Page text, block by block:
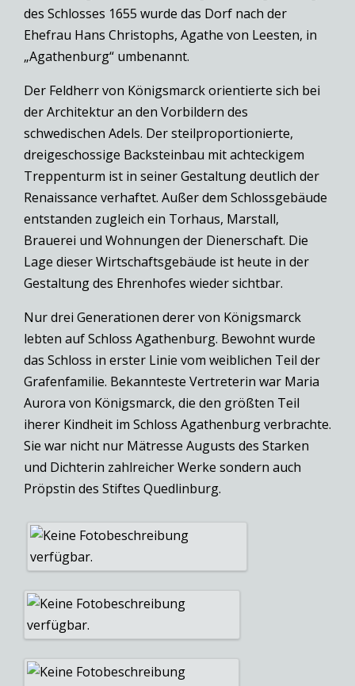
des Schlosses 1655 wurde das Dorf nach der
Ehefrau Hans Christophs, Agathe von Leesten, in
„Agathenburg“ umbenannt.
Der Feldherr von Königsmarck orientierte sich bei
der Architektur an den Vorbildern des
schwedischen Adels. Der steilproportionierte,
dreigeschossige Backsteinbau mit achteckigem
Treppenturm ist in seiner Gestaltung deutlich der
Renaissance verhaftet. Außer dem Schlossgebäude
entstanden zugleich ein Torhaus, Marstall,
Brauerei und Wohnungen der Dienerschaft. Die
Lage dieser Wirtschaftsgebäude ist heute in der
Gestaltung des Ehrenhofes wieder sichtbar.
Nur drei Generationen derer von Königsmarck
lebten auf Schloss Agathenburg. Bewohnt wurde
das Schloss in erster Linie vom weiblichen Teil der
Grafenfamilie. Bekannteste Vertreterin war Maria
Aurora von Königsmarck, die den größten Teil
iherer Kindheit im Schloss Agathenburg verbrachte.
Sie war nicht nur Mätresse Augusts des Starken
und Dichterin zahlreicher Werke sondern auch
Pröpstin des Stiftes Quedlinburg.